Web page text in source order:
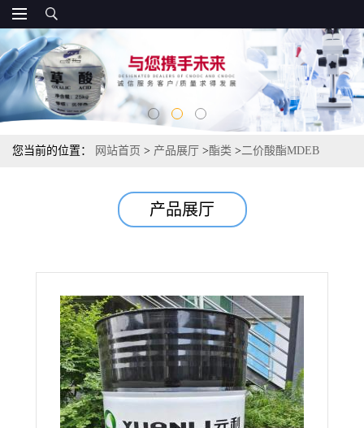
您当前的位置： 网站首页 > 产品展厅 >酯类 >二价酸酯MDEB
产品展厅